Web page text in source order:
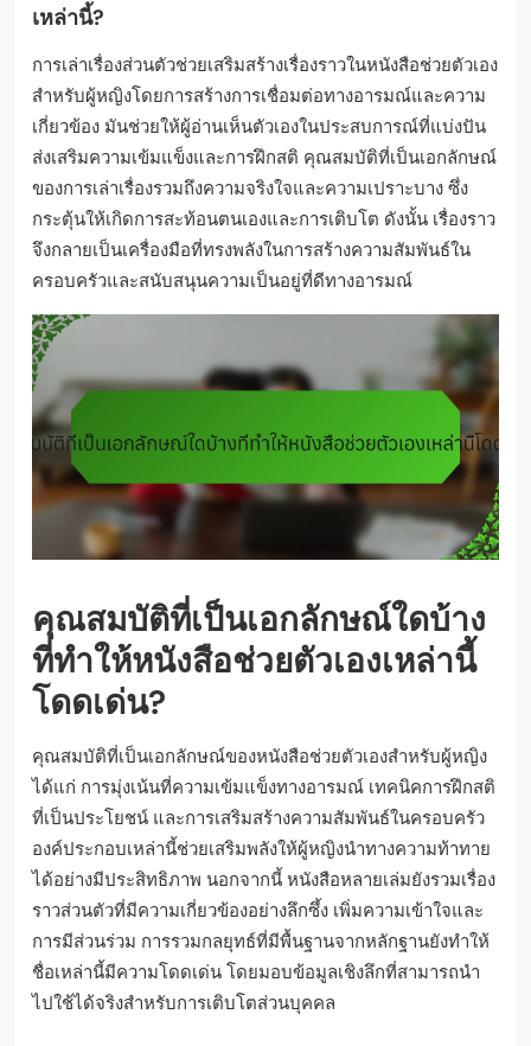
เหล่านี้?
การเล่าเรื่องส่วนตัวช่วยเสริมสร้างเรื่องราวในหนังสือช่วยตัวเอง
สำหรับผู้หญิงโดยการสร้างการเชื่อมต่อทางอารมณ์และความ
เกี่ยวข้อง มันช่วยให้ผู้อ่านเห็นตัวเองในประสบการณ์ที่แบ่งปัน
ส่งเสริมความเข้มแข็งและการฝึกสติ คุณสมบัติที่เป็นเอกลักษณ์
ของการเล่าเรื่องรวมถึงความจริงใจและความเปราะบาง ซึ่ง
กระตุ้นให้เกิดการสะท้อนตนเองและการเติบโต ดังนั้น เรื่องราว
จึงกลายเป็นเครื่องมือที่ทรงพลังในการสร้างความสัมพันธ์ใน
ครอบครัวและสนับสนุนความเป็นอยู่ที่ดีทางอารมณ์
คุณสมบัติที่เป็นเอกลักษณ์ใดบ้าง
ที่ทำให้หนังสือช่วยตัวเองเหล่านี้
โดดเด่น?
คุณสมบัติที่เป็นเอกลักษณ์ของหนังสือช่วยตัวเองสำหรับผู้หญิง
ได้แก่ การมุ่งเน้นที่ความเข้มแข็งทางอารมณ์ เทคนิคการฝึกสติ
ที่เป็นประโยชน์ และการเสริมสร้างความสัมพันธ์ในครอบครัว
องค์ประกอบเหล่านี้ช่วยเสริมพลังให้ผู้หญิงนำทางความท้าทาย
ได้อย่างมีประสิทธิภาพ นอกจากนี้ หนังสือหลายเล่มยังรวมเรื่อง
ราวส่วนตัวที่มีความเกี่ยวข้องอย่างลึกซึ้ง เพิ่มความเข้าใจและ
การมีส่วนร่วม การรวมกลยุทธ์ที่มีพื้นฐานจากหลักฐานยังทำให้
ชื่อเหล่านี้มีความโดดเด่น โดยมอบข้อมูลเชิงลึกที่สามารถนำ
ไปใช้ได้จริงสำหรับการเติบโตส่วนบุคคล